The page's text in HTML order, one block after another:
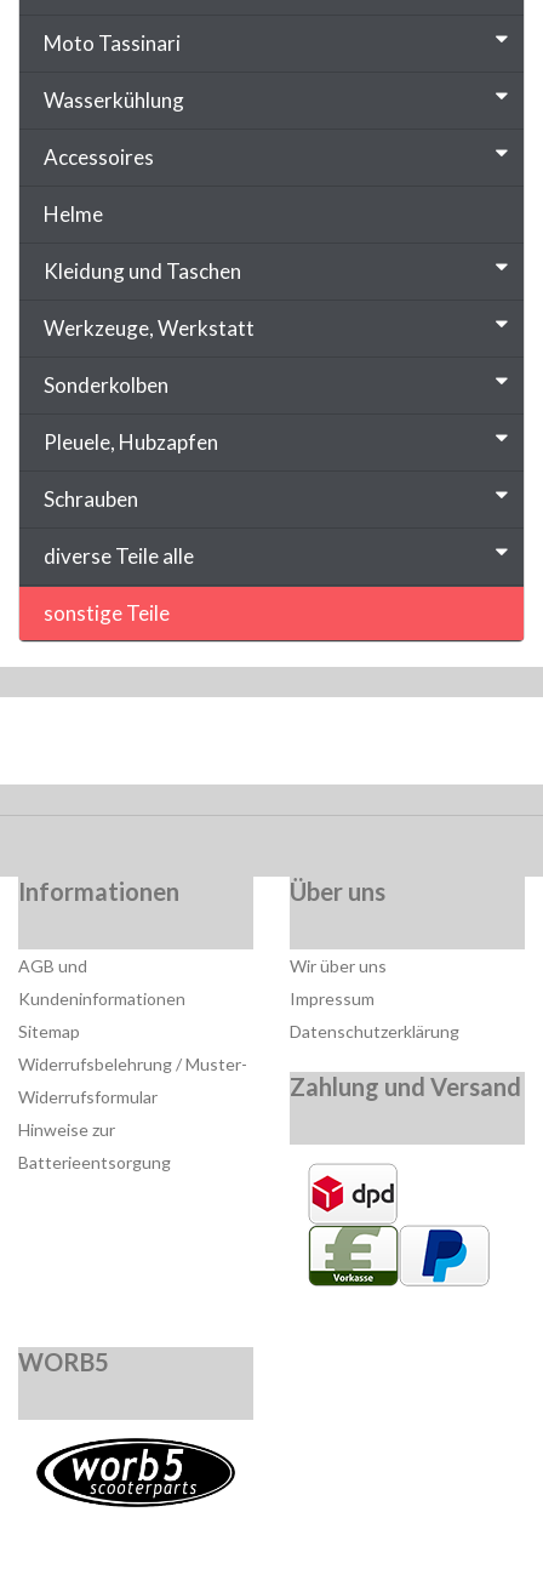
Moto Tassinari
Wasserkühlung
Accessoires
Helme
Kleidung und Taschen
Werkzeuge, Werkstatt
Sonderkolben
Pleuele, Hubzapfen
Schrauben
diverse Teile alle
sonstige Teile
Informationen
AGB und
Kundeninformationen
Sitemap
Widerrufsbelehrung / Muster-
Widerrufsformular
Hinweise zur
Batterieentsorgung
Über uns
Wir über uns
Impressum
Datenschutzerklärung
Zahlung und Versand
WORB5